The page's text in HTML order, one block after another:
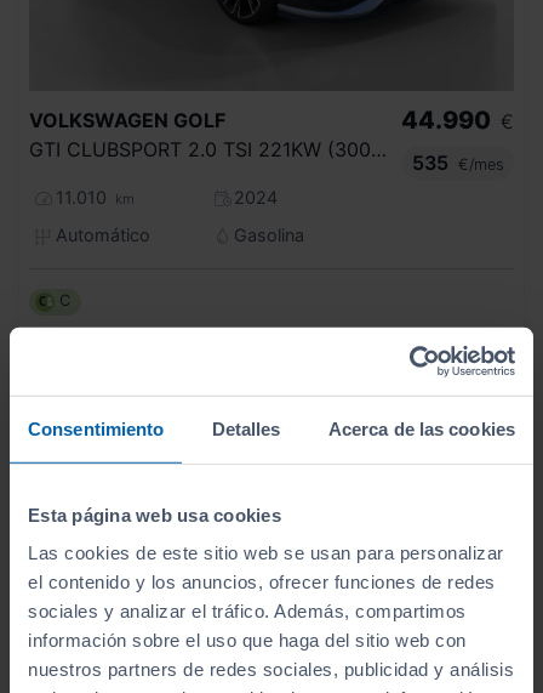
Consentimiento Detalles Acerca de las cookies
Esta página web usa cookies
Las cookies de este sitio web se usan para personalizar
el contenido y los anuncios, ofrecer funciones de redes
sociales y analizar el tráfico. Además, compartimos
información sobre el uso que haga del sitio web con
nuestros partners de redes sociales, publicidad y análisis
VOLKSWAGEN GOLF
GTI CLUBSPORT 2.0 TSI 221KW (300CV) DSG
11.010 km
2024
Automático
Gasolina
44.990 €
535
€/mes
C